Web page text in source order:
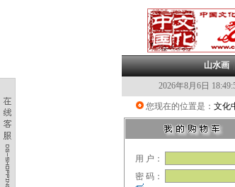
山水画
2026年8月6日
您现在的位置是： 文化
用 户：
密 码：